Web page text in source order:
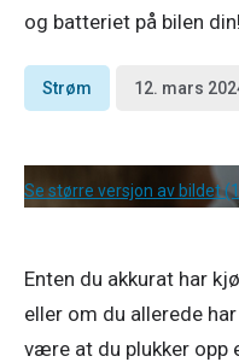
og batteriet på bilen din!
Strøm 12. mars
Se større versjon av bildet
Enten du akkurat har
eller om du allerede
være at du plukker opp